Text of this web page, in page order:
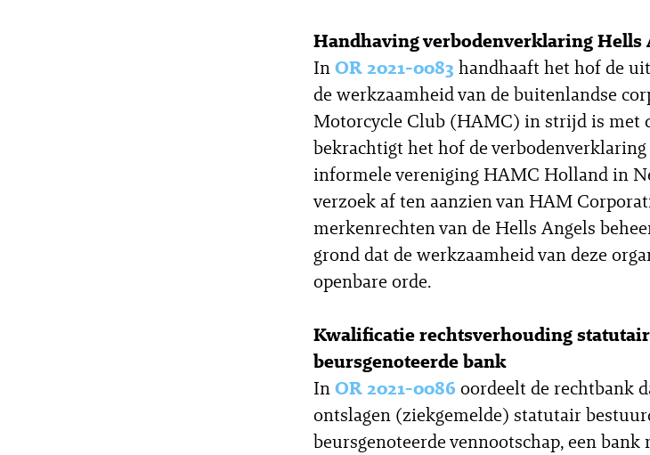
Handhaving verbodenverklaring Hells
InOR 2021-0083 handhaaft het hof de
de werkzaamheid van de buitenlandse
Motorcycle Club (HAMC) in strijd is met
bekrachtigt het hof de
informele vereniging HAMC Holland in
verzoek af ten aanzien van HAM
merkenrechten van de Hells Angels
grond dat de werkzaamheid van deze
openbare orde.
Kwalificatie rechtsverhouding
beursgenoteerde bank
InOR 2021-0086 oordeelt de rechtbank
ontslagen (ziekgemelde) statutair
beursgenoteerde vennootschap, een